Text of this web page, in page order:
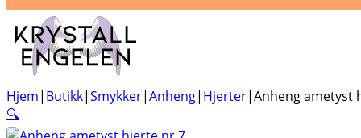
Hjem| Butikk|Smykker|Anheng| Hjerter|Anheng ametyst
🔍